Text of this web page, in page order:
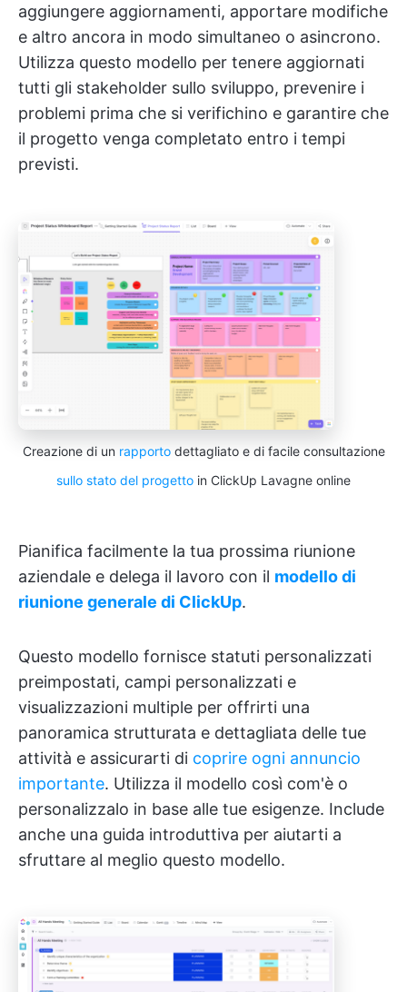
aggiungere aggiornamenti, apportare modifiche
e altro ancora in modo simultaneo o asincrono.
Utilizza questo modello per tenere aggiornati
tutti gli stakeholder sullo sviluppo, prevenire i
problemi prima che si verifichino e garantire che
il progetto venga completato entro i tempi
previsti.
Creazione di un rapportodettagliato e di facile consultazione
sullo stato del progetto in ClickUp Lavagne online
Pianifica facilmente la tua prossima riunione
aziendale e delega il lavoro con il modello di
riunione generale di ClickUp.
Questo modello fornisce statuti personalizzati
preimpostati, campi personalizzati e
visualizzazioni multiple per offrirti una
panoramica strutturata e dettagliata delle tue
attività e assicurarti di coprire ogni annuncio
importante. Utilizza il modello così com'è o
personalizzalo in base alle tue esigenze. Include
anche una guida introduttiva per aiutarti a
sfruttare al meglio questo modello.